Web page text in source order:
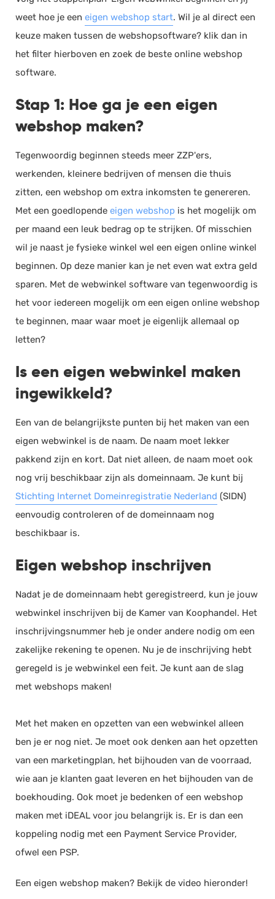
weet hoe je een eigen webshop start. Wil je al direct een
keuze maken tussen de webshopsoftware? klik dan in
het filter hierboven en zoek de beste online webshop
software.
Stap 1: Hoe ga je een eigen
webshop maken?
Tegenwoordig beginnen steeds meer ZZP'ers,
werkenden, kleinere bedrijven of mensen die thuis
zitten, een webshop om extra inkomsten te genereren.
Met een goedlopende eigen webshop is het mogelijk om
per maand een leuk bedrag op te strijken. Of misschien
wil je naast je fysieke winkel wel een eigen online winkel
beginnen. Op deze manier kan je net even wat extra geld
sparen. Met de webwinkel software van tegenwoordig is
het voor iedereen mogelijk om een eigen online webshop
te beginnen, maar waar moet je eigenlijk allemaal op
letten?
Is een eigen webwinkel maken
ingewikkeld?
Een van de belangrijkste punten bij het maken van een
eigen webwinkel is de naam. De naam moet lekker
pakkend zijn en kort. Dat niet alleen, de naam moet ook
nog vrij beschikbaar zijn als domeinnaam. Je kunt bij
Stichting Internet Domeinregistratie Nederland (SIDN)
eenvoudig controleren of de domeinnaam nog
beschikbaar is.
Eigen webshop inschrijven
Nadat je de domeinnaam hebt geregistreerd, kun je jouw
webwinkel inschrijven bij de Kamer van Koophandel. Het
inschrijvingsnummer heb je onder andere nodig om een
zakelijke rekening te openen. Nu je de inschrijving hebt
geregeld is je webwinkel een feit. Je kunt aan de slag
met webshops maken!
Met het maken en opzetten van een webwinkel alleen
ben je er nog niet. Je moet ook denken aan het opzetten
van een marketingplan, het bijhouden van de voorraad,
wie aan je klanten gaat leveren en het bijhouden van de
boekhouding. Ook moet je bedenken of een webshop
maken met iDEAL voor jou belangrijk is. Er is dan een
koppeling nodig met een Payment Service Provider,
ofwel een PSP.
Een eigen webshop maken? Bekijk de video hieronder!